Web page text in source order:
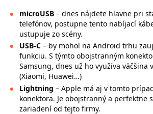
microUSB – dnes nájdete hlavne pri
telefónov, postupne tento nabíjací
ustupuje zo scény.
USB-C – by mohol na Android trhu
funkciu. S týmto obojstranným
Samsung, dnes už ho využíva väčšina
(Xiaomi, Huawei…)
Lightning – Apple má aj v tomto
konektora. Je obojstranný a perfektne
zariadení od tejto firmy.